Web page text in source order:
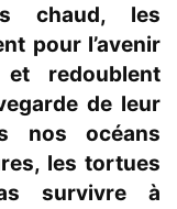
chaud, les
pour l’avenir
redoublent
de leur
nos océans
les tortues
survivre à